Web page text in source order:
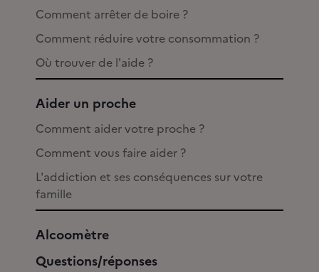
Comment arrêter de boire ?
Comment réduire votre consommation ?
Où trouver de l'aide ?
Aider un proche
Comment aider votre proche ?
Comment vous faire aider ?
L'addiction et ses conséquences sur votre
famille
Alcoomètre
Questions/réponses